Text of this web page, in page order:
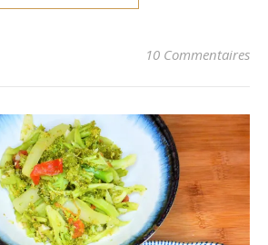
10 Commentaires